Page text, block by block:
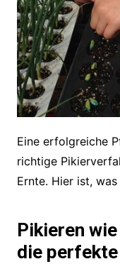
Eine erfolgreiche
richtige
Ernte. Hier ist,
Pikieren
die